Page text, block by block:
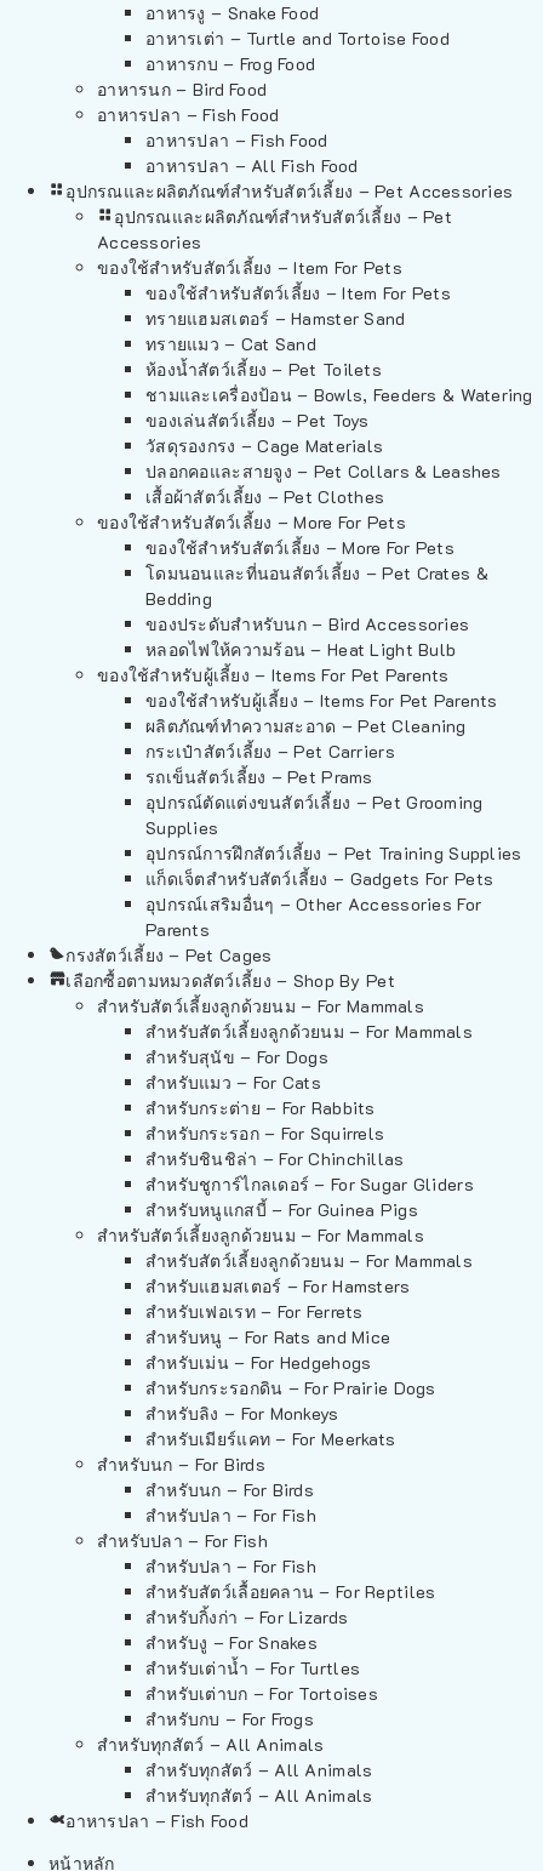
อาหารงู – Snake Food
อาหารเต่า – Turtle and Tortoise Food
อาหารกบ – Frog Food
อาหารนก – Bird Food
อาหารปลา – Fish Food
อาหารปลา – Fish Food
อาหารปลา – All Fish Food
อุปกรณและผลิตภัณฑ์สำหรับสัตว์เลี้ยง – Pet Accessories
อุปกรณและผลิตภัณฑ์สำหรับสัตว์เลี้ยง – Pet
Accessories
ของใช้สำหรับสัตว์เลี้ยง – Item For Pets
ของใช้สำหรับสัตว์เลี้ยง – Item For Pets
ทรายแฮมสเตอร์ – Hamster Sand
ทรายแมว – Cat Sand
ห้องน้ำสัตว์เลี้ยง – Pet Toilets
ชามและเครื่องป้อน – Bowls, Feeders & Watering
ของเล่นสัตว์เลี้ยง – Pet Toys
วัสดุรองกรง – Cage Materials
ปลอกคอและสายจูง – Pet Collars & Leashes
เสื้อผ้าสัตว์เลี้ยง – Pet Clothes
ของใช้สำหรับสัตว์เลี้ยง – More For Pets
ของใช้สำหรับสัตว์เลี้ยง – More For Pets
โดมนอนและที่นอนสัตว์เลี้ยง – Pet Crates &
Bedding
ของประดับสำหรับนก – Bird Accessories
หลอดไฟให้ความร้อน – Heat Light Bulb
ของใช้สำหรับผู้เลี้ยง – Items For Pet Parents
ของใช้สำหรับผู้เลี้ยง – Items For Pet Parents
ผลิตภัณฑ์ทำความสะอาด – Pet Cleaning
กระเป๋าสัตว์เลี้ยง – Pet Carriers
รถเข็นสัตว์เลี้ยง – Pet Prams
อุปกรณ์ตัดแต่งขนสัตว์เลี้ยง – Pet Grooming
Supplies
อุปกรณ์การฝึกสัตว์เลี้ยง – Pet Training Supplies
แก็ดเจ็ตสำหรับสัตว์เลี้ยง – Gadgets For Pets
อุปกรณ์เสริมอื่นๆ – Other Accessories For
Parents
กรงสัตว์เลี้ยง – Pet Cages
เลือกซื้อตามหมวดสัตว์เลี้ยง – Shop By Pet
สำหรับสัตว์เลี้ยงลูกด้วยนม – For Mammals
สำหรับสัตว์เลี้ยงลูกด้วยนม – For Mammals
สำหรับสุนัข – For Dogs
สำหรับแมว – For Cats
สำหรับกระต่าย – For Rabbits
สำหรับกระรอก – For Squirrels
สำหรับชินชิล่า – For Chinchillas
สำหรับชูการ์ไกลเดอร์ – For Sugar Gliders
สำหรับหนูแกสบี้ – For Guinea Pigs
สำหรับสัตว์เลี้ยงลูกด้วยนม – For Mammals
สำหรับสัตว์เลี้ยงลูกด้วยนม – For Mammals
สำหรับแฮมสเตอร์ – For Hamsters
สำหรับเฟอเรท – For Ferrets
สำหรับหนู – For Rats and Mice
สำหรับเม่น – For Hedgehogs
สำหรับกระรอกดิน – For Prairie Dogs
สำหรับลิง – For Monkeys
สำหรับเมียร์แคท – For Meerkats
สำหรับนก – For Birds
สำหรับนก – For Birds
สำหรับปลา – For Fish
สำหรับปลา – For Fish
สำหรับปลา – For Fish
สำหรับสัตว์เลื้อยคลาน – For Reptiles
สำหรับกิ้งก่า – For Lizards
สำหรับงู – For Snakes
สำหรับเต่าน้ำ – For Turtles
สำหรับเต่าบก – For Tortoises
สำหรับกบ – For Frogs
สำหรับทุกสัตว์ – All Animals
สำหรับทุกสัตว์ – All Animals
สำหรับทุกสัตว์ – All Animals
อาหารปลา – Fish Food
หน้าหลัก